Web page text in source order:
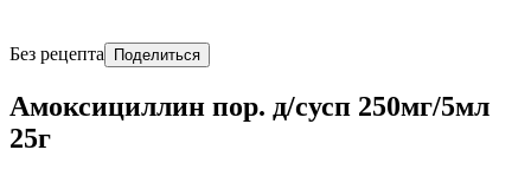
Без рецепта Поделиться
Амоксициллин пор. д/сусп 250мг/5мл
25г